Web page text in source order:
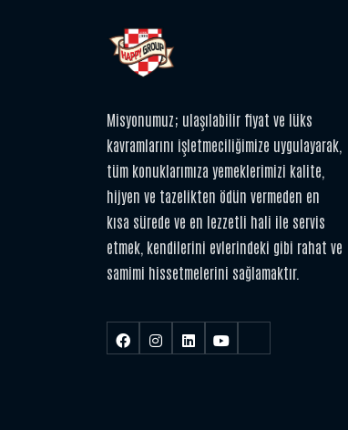
Misyonumuz; ulaşılabilir fiyat ve lüks
kavramlarını işletmeciliğimize uygulayarak,
tüm konuklarımıza yemeklerimizi kalite,
hijyen ve tazelikten ödün vermeden en
kısa sürede ve en lezzetli hali ile servis
etmek, kendilerini evlerindeki gibi rahat ve
samimi hissetmelerini sağlamaktır.